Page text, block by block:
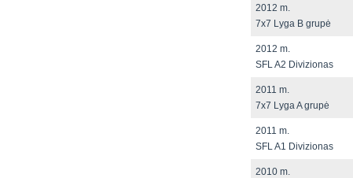
2012 m.
7x7 Lyga B grupė
2012 m.
SFL A2 Divizionas
2011 m.
7x7 Lyga A grupė
2011 m.
SFL A1 Divizionas
2010 m.